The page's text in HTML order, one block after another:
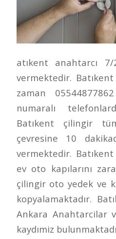
atıkent anahtarcı
vermektedir.
zaman
numaralı
Batıkent çilingir
çevresine 10
vermektedir.
ev oto kapılarını
çilingir oto yedek ve
kopyalamaktadır.
Ankara Anahtarcilar
kaydımiz